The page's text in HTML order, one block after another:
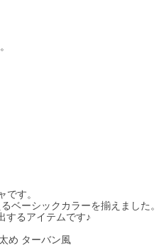
す。
ベーシックカラーを揃えました。
するアイテムです♪
め ターバン風